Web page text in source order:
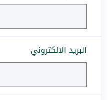
البريد الالكتروني